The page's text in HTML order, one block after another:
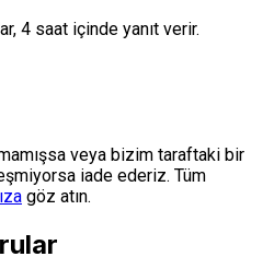
4 saat içinde yanıt verir.
veya bizim taraftaki bir
iade ederiz. Tüm
göz atın.